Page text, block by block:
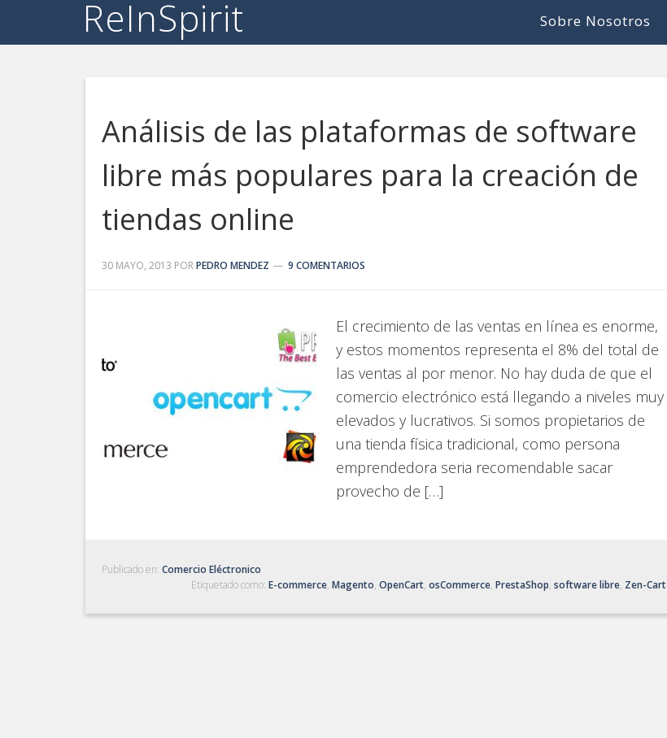
ReInSpirit Sobre Nosotros
Análisis de las plataformas de software
libre más populares para la creación de
tiendas online
30 MAYO, 2013 PORPEDRO MENDEZ 9 COMENTARIOS
El crecimiento de las ventas en línea es enorme,
y estos momentos representa el 8% del total de
las ventas al por menor. No hay duda de que el
comercio electrónico está llegando a niveles muy
elevados y lucrativos. Si somos propietarios de
una tienda física tradicional, como persona
emprendedora seria recomendable sacar
provecho de […]
Publicado en: Comercio Eléctronico
Etiquetado como: E-commerce, Magento, OpenCart, osCommerce, PrestaShop, software libre, Zen-Cart